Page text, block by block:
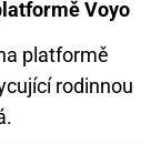
Voyo
platformě
rodinnou